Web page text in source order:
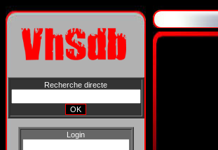
Recherche directe
Login